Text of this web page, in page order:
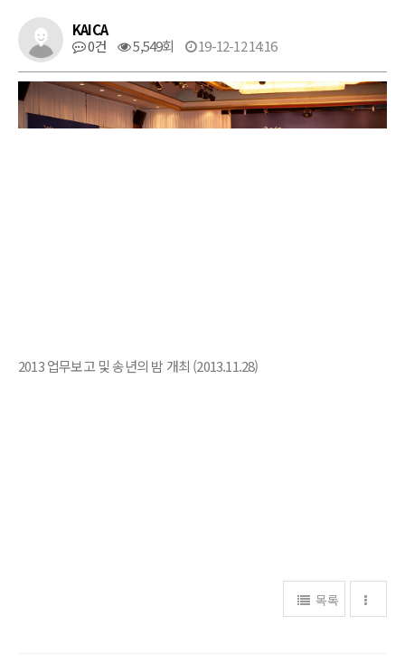
KAICA
0건
5,549회 19-12-12 14:16
2013 업무보고 및 송년의 밤 개최 (2013.11.28)
목록